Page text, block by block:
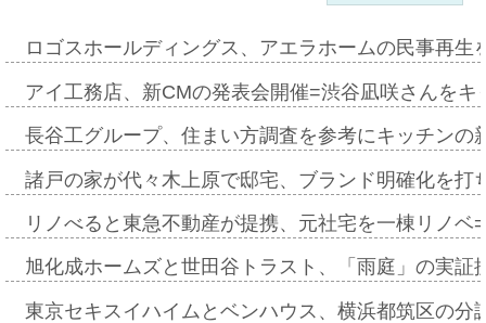
ロゴスホールディングス、アエラホームの民事再
アイ工務店、新CMの発表会開催=渋谷凪咲さんを
長谷工グループ、住まい方調査を参考にキッチン
諸戸の家が代々木上原で邸宅、ブランド明確化を
リノべると東急不動産が提携、元社宅を一棟リノ
旭化成ホームズと世田谷トラスト、「雨庭」の実
東京セキスイハイムとベンハウス、横浜都筑区の